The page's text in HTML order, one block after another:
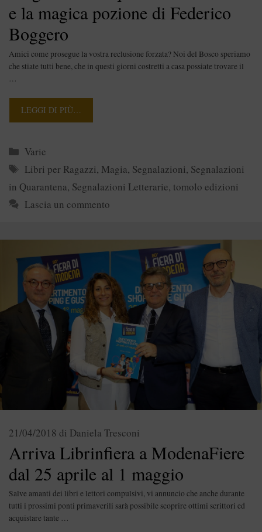
e la magica pozione di Federico
Boggero
Amici come prosegue la vostra reclusione forzata? Noi del Bosco speriamo
che stiate tutti bene, che in questi giorni costretti a casa possiate trovare il
…
LEGGI DI PIÙ…
Categorie
Varie
Tag
Libri per Ragazzi, Magia, Segnalazioni, Segnalazioni
in Quarantena, Segnalazioni Letterarie, tomolo edizioni
Lascia un commento
Arriva Librinfiera a ModenaFiere
dal 25 aprile al 1 maggio
21/04/2018 di Daniela Tresconi
Salve amanti dei libri e lettori compulsivi, vi annuncio che anche durante
tutti i prossimi ponti primaverili sarà possibile scoprire ottimi scrittori ed
acquistare tante …